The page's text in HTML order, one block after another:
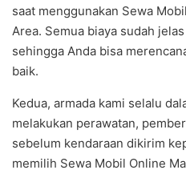
saat menggunakan Sewa
Area. Semua biaya sudah
sehingga Anda bisa
baik.
Kedua, armada kami selalu
melakukan perawatan,
sebelum kendaraan dikirim
memilih Sewa Mobil Online